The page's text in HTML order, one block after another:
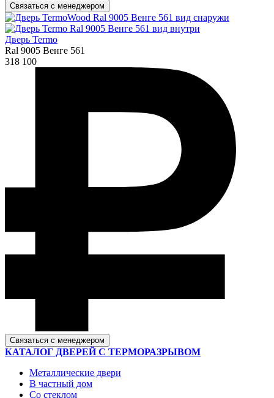
Связаться с менеджером
Дверь Termo
Ral 9005 Венге 561
318 100
Связаться с менеджером
КАТАЛОГ ДВЕРЕЙ С ТЕРМОРАЗРЫВОМ
Металлические двери
В частный дом
Со стеклом